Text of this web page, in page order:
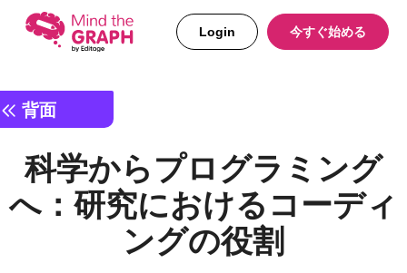
Login 今すぐ始める
背面
科学からプログラミング
へ：研究におけるコーディ
ングの役割